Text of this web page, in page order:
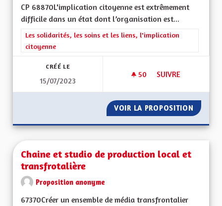
CP 68870L'implication citoyenne est extrêmement
difficile dans un état dont l’organisation est...
Filtrer les résultats de la catégorie : Les solidarités, les soins
Les solidarités, les soins et les liens, l'implication
citoyenne
CRÉÉ LE
15/07/2023
50 50 ABONNÉS
SUIVRE
VOIR LA PROPOSITION POUR
Chaine et studio de production local et
transfrotalière
Proposition anonyme
67370Créer un ensemble de média transfrontalier